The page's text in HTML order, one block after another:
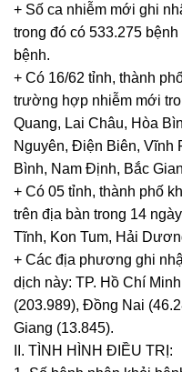
+ Số ca nhiễm mới ghi
trong đó có 533.275
bệnh.
+ Có 16/62 tỉnh, thành
trường hợp nhiễm mới
Quang, Lai Châu, Hòa
Nguyên, Điện Biên, Vĩnh
Bình, Nam Định, Bắc
+ Có 05 tỉnh, thành phố
trên địa bàn trong 14
Tĩnh, Kon Tum, Hải
+ Các địa phương ghi
dịch này: TP. Hồ Chí
(203.989), Đồng Nai
Giang (13.845).
II. TÌNH HÌNH ĐIỀU TRỊ: